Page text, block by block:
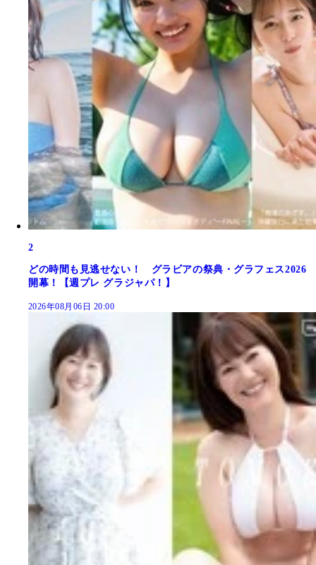
2
どの時間も見逃せない！ グラビアの祭典・グラフェス2026
開幕！【週プレ グラジャパ！】
2026年08月06日 20:00